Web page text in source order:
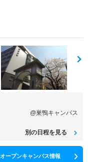
@巣鴨キャンパス
別の日程を見る
オープンキャンパス情報